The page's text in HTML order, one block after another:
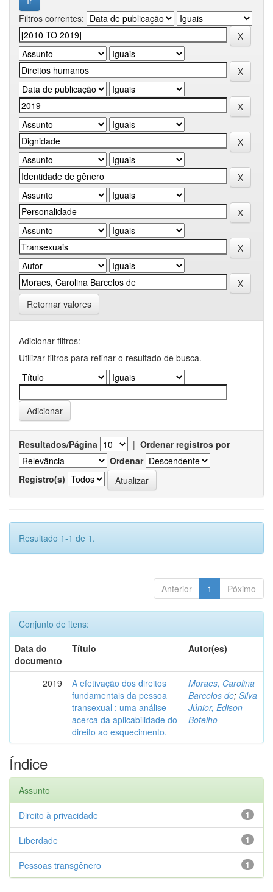
Filtros correntes:
Retornar valores
Adicionar filtros:
Utilizar filtros para refinar o resultado de busca.
Resultados/Página | Ordenar registros por
Ordenar
Registro(s)
Resultado 1-1 de 1.
Anterior 1 Póximo
Conjunto de itens:
Data do
documento
Título Autor(es)
2019
A efetivação dos direitos
fundamentais da pessoa
transexual : uma análise
acerca da aplicabilidade do
direito ao esquecimento.
Moraes, Carolina
Barcelos de; Silva
Júnior, Edison
Botelho
Índice
Assunto
1
Direito à privacidade
1
Liberdade
1
Pessoas transgênero